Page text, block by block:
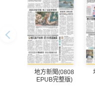
地方新聞(0808
EPUB完整版)